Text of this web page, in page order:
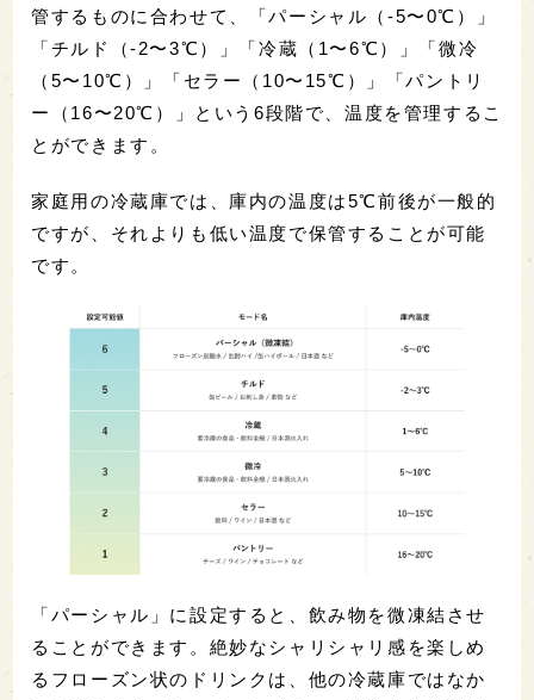
管するものに合わせて、「パーシャル（-5〜0℃）」
「チルド（-2〜3℃）」「冷蔵（1〜6℃）」「微冷
（5〜10℃）」「セラー（10〜15℃）」「パントリ
ー（16〜20℃）」という6段階で、温度を管理するこ
とができます。
家庭用の冷蔵庫では、庫内の温度は5℃前後が一般的
ですが、それよりも低い温度で保管することが可能
です。
「パーシャル」に設定すると、飲み物を微凍結させ
ることができます。絶妙なシャリシャリ感を楽しめ
るフローズン状のドリンクは、他の冷蔵庫ではなか